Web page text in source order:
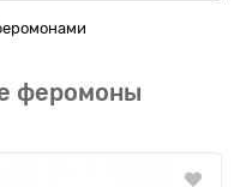
феромоны